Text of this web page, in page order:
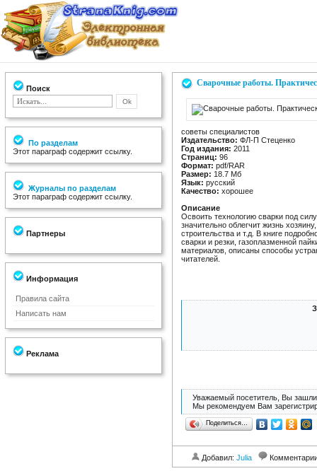
Поиск
По разделам
Этот параграф содержит ссылку.
Журналы по разделам
Этот параграф содержит ссылку.
Партнеры
Информация
Правила сайта
Написать нам
Реклама
Сварочные работы.
советы специалистов
Издательство: ФЛ-П Стеценко
Год издания: 2011
Страниц: 96
Формат: pdf/RAR
Размер: 18.7 Мб
Язык: русский
Качество: хорошее
Описание
Освоить технологию сварки под
значительно облегчит жизнь
строительства и т.д. В книге
сварки и резки, газоплазменной
материалов, описаны способы
читателей.
Уважаемый посетитель, Вы зашли
Мы рекомендуем Вам
Поделиться…
Добавил: Julia